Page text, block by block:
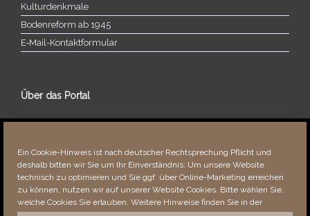
Ein Cookie-Hinweis ist nach deutscher Rechtsprechung Pflicht und
deshalb bitten wir Sie um Ihr Einverständnis: Um unsere Website
technisch zu optimieren und Sie ggf. über Online-Marketing erreichen
zu können, nutzen wir auf unserer Website Cookies. Bitte wählen Sie,
welche Cookies Sie erlauben. Weitere Hinweise finden Sie in der
Kulturdenkmale
Bodenreform ab 1945
E‑Mail-​​Kontaktformular
Über das Portal
Über dieses Portal
Fehler bemerkt?